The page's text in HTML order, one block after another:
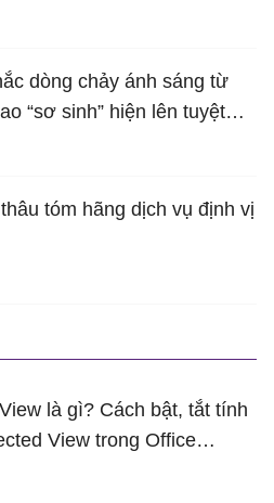
dòng chảy ánh sáng từ
“sơ sinh” hiện lên tuyệt
mắt của kính thiên văn
tóm hãng dịch vụ định vị
là gì? Cách bật, tắt tính
View trong Office